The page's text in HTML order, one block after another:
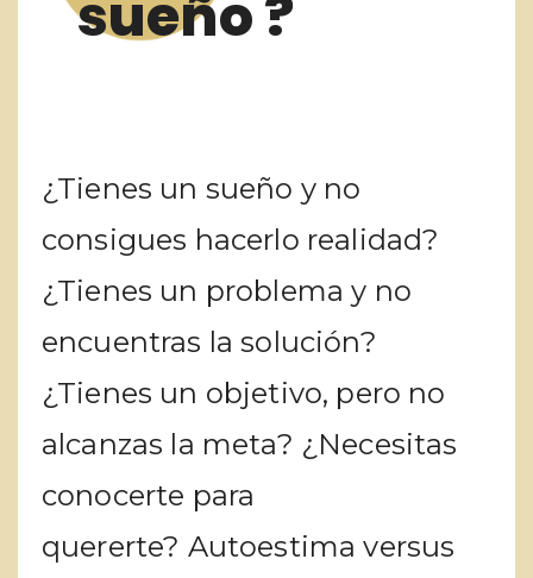
sueño ?
¿Tienes un sueño y no
consigues hacerlo realidad?
¿Tienes un problema y no
encuentras la solución?
¿Tienes un objetivo, pero no
alcanzas la meta? ¿Necesitas
conocerte para
quererte? Autoestima versus